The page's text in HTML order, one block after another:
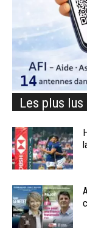
Les plus lus